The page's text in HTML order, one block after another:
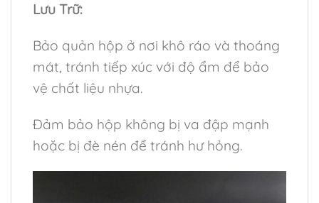
Lưu Trữ:
Bảo quản hộp ở nơi khô ráo và thoáng
mát, tránh tiếp xúc với độ ẩm để bảo
vệ chất liệu nhựa.
Đảm bảo hộp không bị va đập mạnh
hoặc bị đè nén để tránh hư hỏng.